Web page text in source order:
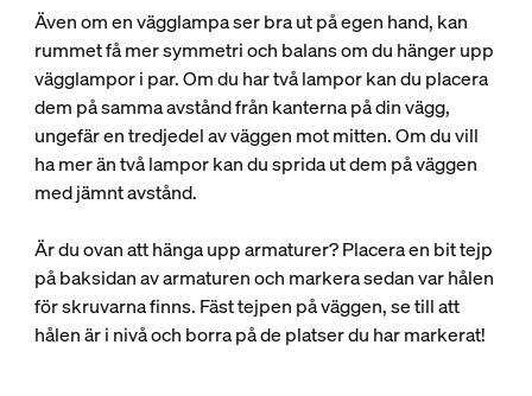
Även om en vägglampa ser bra ut på egen hand, kan
rummet få mer symmetri och balans om du hänger upp
vägglampor i par. Om du har två lampor kan du placera
dem på samma avstånd från kanterna på din vägg,
ungefär en tredjedel av väggen mot mitten. Om du vill
ha mer än två lampor kan du sprida ut dem på väggen
med jämnt avstånd.
Är du ovan att hänga upp armaturer? Placera en bit tejp
på baksidan av armaturen och markera sedan var hålen
för skruvarna finns. Fäst tejpen på väggen, se till att
hålen är i nivå och borra på de platser du har markerat!